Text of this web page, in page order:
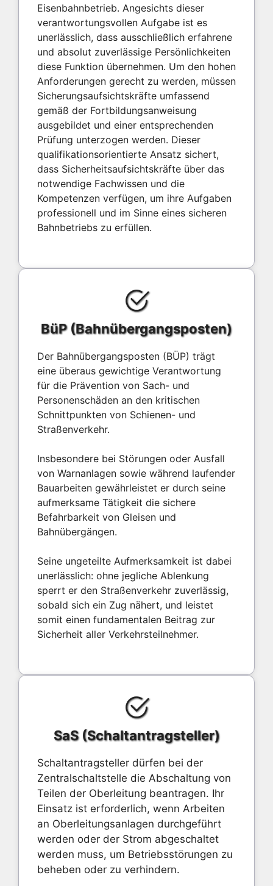
Eisenbahnbetrieb. Angesichts dieser
verantwortungsvollen Aufgabe ist es
unerlässlich, dass ausschließlich erfahrene
und absolut zuverlässige Persönlichkeiten
diese Funktion übernehmen. Um den hohen
Anforderungen gerecht zu werden, müssen
Sicherungsaufsichtskräfte umfassend
gemäß der Fortbildungsanweisung
ausgebildet und einer entsprechenden
Prüfung unterzogen werden. Dieser
qualifikationsorientierte Ansatz sichert,
dass Sicherheitsaufsichtskräfte über das
notwendige Fachwissen und die
Kompetenzen verfügen, um ihre Aufgaben
professionell und im Sinne eines sicheren
Bahnbetriebs zu erfüllen.
BüP (Bahnübergangsposten)
Der Bahnübergangsposten (BÜP) trägt
eine überaus gewichtige Verantwortung
für die Prävention von Sach- und
Personenschäden an den kritischen
Schnittpunkten von Schienen- und
Straßenverkehr.
Insbesondere bei Störungen oder Ausfall
von Warnanlagen sowie während laufender
Bauarbeiten gewährleistet er durch seine
aufmerksame Tätigkeit die sichere
Befahrbarkeit von Gleisen und
Bahnübergängen.
Seine ungeteilte Aufmerksamkeit ist dabei
unerlässlich: ohne jegliche Ablenkung
sperrt er den Straßenverkehr zuverlässig,
sobald sich ein Zug nähert, und leistet
somit einen fundamentalen Beitrag zur
Sicherheit aller Verkehrsteilnehmer.
SaS (Schaltantragsteller)
Schaltantragsteller dürfen bei der
Zentralschaltstelle die Abschaltung von
Teilen der Oberleitung beantragen. Ihr
Einsatz ist erforderlich, wenn Arbeiten
an Oberleitungsanlagen durchgeführt
werden oder der Strom abgeschaltet
werden muss, um Betriebsstörungen zu
beheben oder zu verhindern.